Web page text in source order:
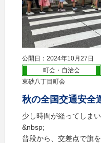
公開日：2024年10月27日
町会・自治会
東砂八丁目町会
秋の全国交通安全
少し時間が経ってしま
&nbsp;
普段から、交差点で旗を